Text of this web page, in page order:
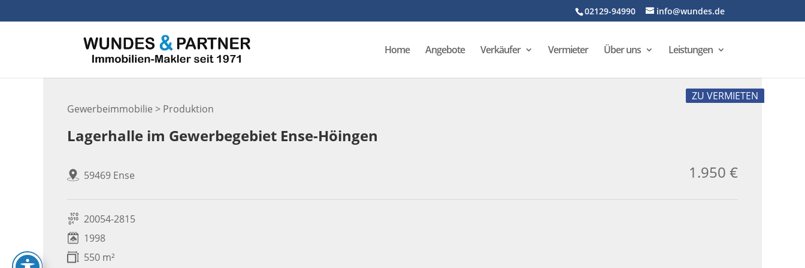
02129-94990 info@wundes.de
Home Angebote Verkäufer Vermieter Über uns Leistungen
Gewerbeimmobilie > Produktion
ZU VERMIETEN
Lagerhalle im Gewerbegebiet Ense-Höingen
59469 Ense 1.950 €
20054-2815
1998
550 m²